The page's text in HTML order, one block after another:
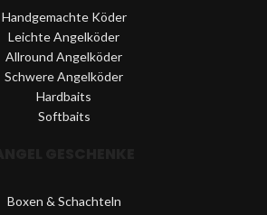
Handgemachte Köder
Leichte Angelköder
Allround Angelköder
Schwere Angelköder
Hardbaits
Softbaits
Boxen & Schachteln